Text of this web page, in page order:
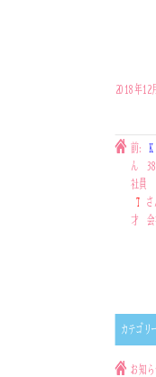
2018年12
前: K
ん
社員
T
才 会
カテゴリ
お知